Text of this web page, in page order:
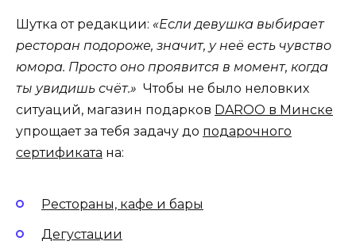
Шутка от редакции: «Если девушка выбирает
ресторан подороже, значит, у неё есть чувство
юмора. Просто оно проявится в момент, когда
ты увидишь счёт.» Чтобы не было неловких
ситуаций, магазин подарков DAROO в Минске
упрощает за тебя задачу до подарочного
сертификата на:
Рестораны, кафе и бары
Дегустации